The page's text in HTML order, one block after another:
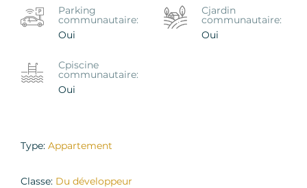
Parking
communautaire:
Oui
Сjardin
communautaire:
Oui
Сpiscine
communautaire:
Oui
Type: Appartement
Classe: Du développeur